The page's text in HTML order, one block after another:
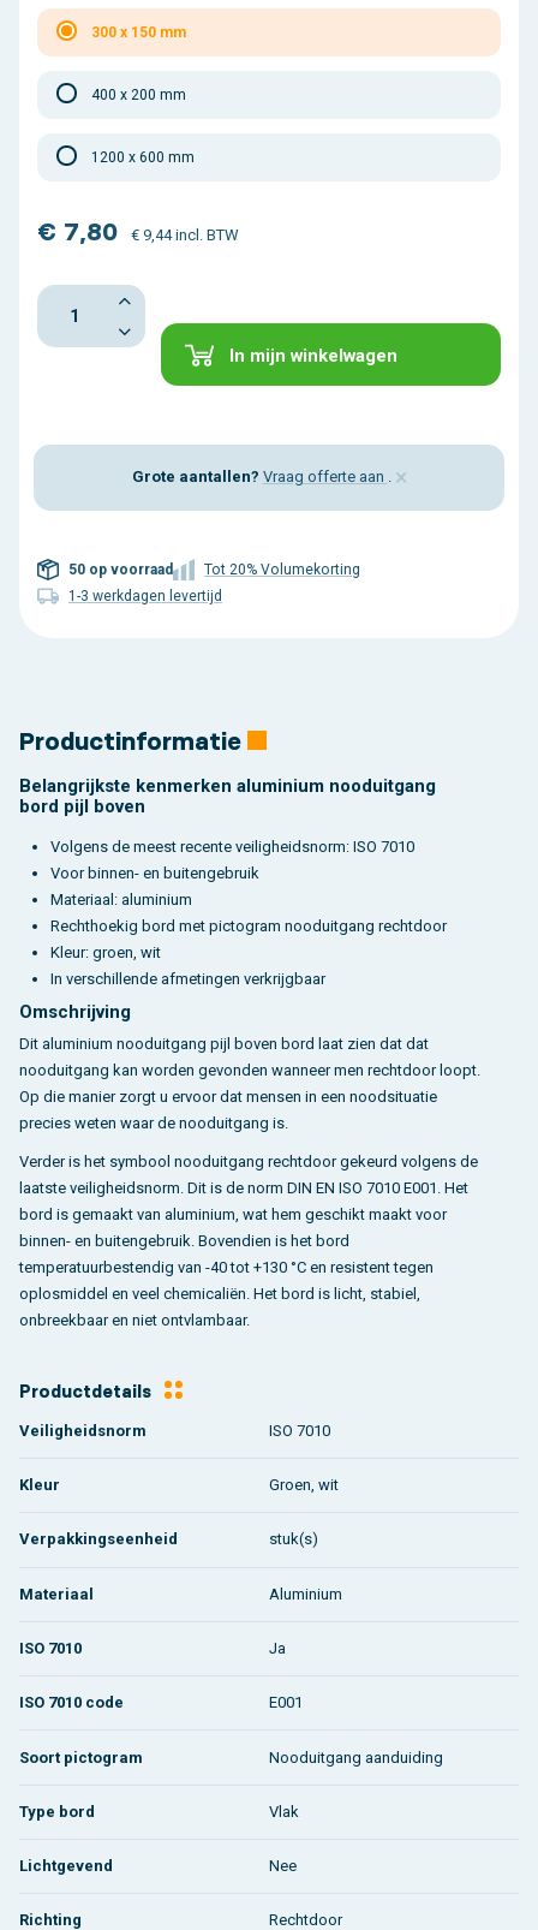
300 x 150 mm
400 x 200 mm
1200 x 600 mm
€ 7,80 € 9,44 incl. BTW
In mijn winkelwagen
Grote aantallen? Vraag offerte aan . ×
50 op voorraad
Tot 20% Volumekorting
1-3 werkdagen levertijd
Productinformatie
Belangrijkste kenmerken aluminium nooduitgang
bord pijl boven
Volgens de meest recente veiligheidsnorm: ISO 7010
Voor binnen- en buitengebruik
Materiaal: aluminium
Rechthoekig bord met pictogram nooduitgang rechtdoor
Kleur: groen, wit
In verschillende afmetingen verkrijgbaar
Omschrijving
Dit aluminium nooduitgang pijl boven bord laat zien dat dat
nooduitgang kan worden gevonden wanneer men rechtdoor loopt.
Op die manier zorgt u ervoor dat mensen in een noodsituatie
precies weten waar de nooduitgang is.
Verder is het symbool nooduitgang rechtdoor gekeurd volgens de
laatste veiligheidsnorm. Dit is de norm DIN EN ISO 7010 E001. Het
bord is gemaakt van aluminium, wat hem geschikt maakt voor
binnen- en buitengebruik. Bovendien is het bord
temperatuurbestendig van -40 tot +130 °C en resistent tegen
oplosmiddel en veel chemicaliën. Het bord is licht, stabiel,
onbreekbaar en niet ontvlambaar.
Productdetails
Veiligheidsnorm ISO 7010
Kleur Groen, wit
Verpakkingseenheid stuk(s)
Materiaal Aluminium
ISO 7010 Ja
ISO 7010 code E001
Soort pictogram Nooduitgang aanduiding
Type bord Vlak
Lichtgevend Nee
Richting Rechtdoor